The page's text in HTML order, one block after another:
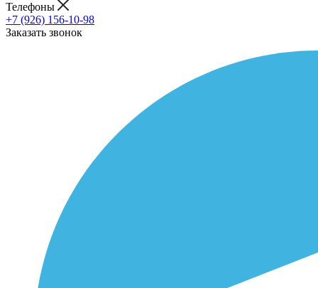
Телефоны
+7 (926) 156-10-98
Заказать звонок